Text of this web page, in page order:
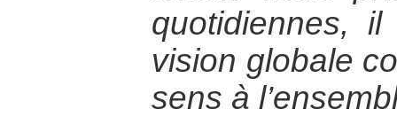
quotidiennes, il
vision globale
sens à